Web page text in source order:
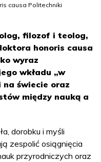
causa Politechniki
filozof i teolog,
honoris causa
wyraz
wkładu „w
świecie oraz
między nauką a
dorobku i myśli
zespolić osiągnięcia
przyrodniczych oraz